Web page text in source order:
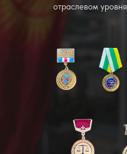
отраслевом